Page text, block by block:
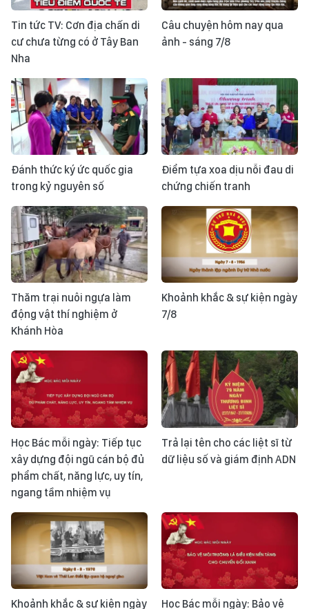
Tin tức TV: Cơn địa chấn di
cư chưa từng có ở Tây Ban
Nha
Câu chuyện hôm nay qua
ảnh - sáng 7/8
Đánh thức ký ức quốc gia
trong kỷ nguyên số
Điểm tựa xoa dịu nỗi đau di
chứng chiến tranh
Thăm trại nuôi ngựa làm
động vật thí nghiệm ở
Khánh Hòa
Khoảnh khắc & sự kiện ngày
7/8
Học Bác mỗi ngày: Tiếp tục
xây dựng đội ngũ cán bộ đủ
phẩm chất, năng lực, uy tín,
ngang tầm nhiệm vụ
Trả lại tên cho các liệt sĩ từ
dữ liệu số và giám định ADN
Khoảnh khắc & sự kiện ngày Học Bác mỗi ngày: Bảo vệ